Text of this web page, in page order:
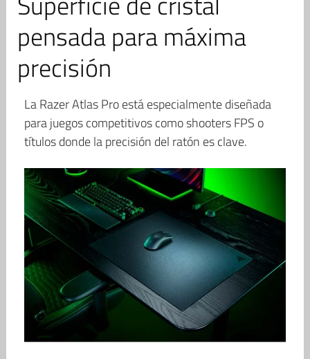
pensada para máxima
precisión
La Razer Atlas Pro está especialmente diseñada
para juegos competitivos como shooters FPS o
títulos donde la precisión del ratón es clave.